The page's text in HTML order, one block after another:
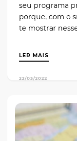
seu programa
porque, com o
te mostrar
LER MAIS
22/03/2022